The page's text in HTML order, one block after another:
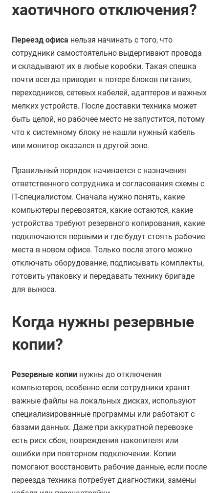
хаотичного отключения?
Переезд офиса нельзя начинать с того, что
сотрудники самостоятельно выдергивают провода
и складывают их в любые коробки. Такая спешка
почти всегда приводит к потере блоков питания,
переходников, сетевых кабелей, адаптеров и важных
мелких устройств. После доставки техника может
быть целой, но рабочее место не запустится, потому
что к системному блоку не нашли нужный кабель
или монитор оказался в другой зоне.
Правильный порядок начинается с назначения
ответственного сотрудника и согласования схемы с
IT-специалистом. Сначала нужно понять, какие
компьютеры перевозятся, какие остаются, какие
устройства требуют резервного копирования, какие
подключаются первыми и где будут стоять рабочие
места в новом офисе. Только после этого можно
отключать оборудование, подписывать комплекты,
готовить упаковку и передавать технику бригаде
для выноса.
Когда нужны резервные
копии?
Резервные копии нужны до отключения
компьютеров, особенно если сотрудники хранят
важные файлы на локальных дисках, используют
специализированные программы или работают с
базами данных. Даже при аккуратной перевозке
есть риск сбоя, повреждения накопителя или
ошибки при повторном подключении. Копии
помогают восстановить рабочие данные, если после
переезда техника потребует диагностики, замены